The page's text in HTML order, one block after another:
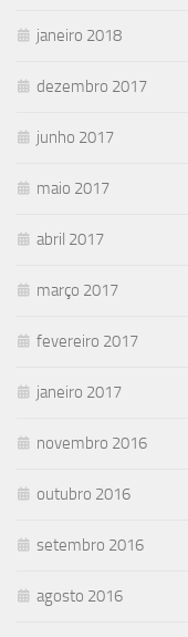
janeiro 2018
dezembro 2017
junho 2017
maio 2017
abril 2017
março 2017
fevereiro 2017
janeiro 2017
novembro 2016
outubro 2016
setembro 2016
agosto 2016